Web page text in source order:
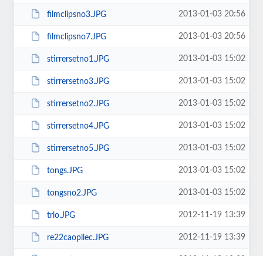
filmclipsno3.JPG 2013-01-03 20:56
filmclipsno7.JPG 2013-01-03 20:56
stirrersetno1.JPG 2013-01-03 15:02
stirrersetno3.JPG 2013-01-03 15:02
stirrersetno2.JPG 2013-01-03 15:02
stirrersetno4.JPG 2013-01-03 15:02
stirrersetno5.JPG 2013-01-03 15:02
tongs.JPG 2013-01-03 15:02
tongsno2.JPG 2013-01-03 15:02
trlo.JPG 2012-11-19 13:39
re22caopllec.JPG 2012-11-19 13:39